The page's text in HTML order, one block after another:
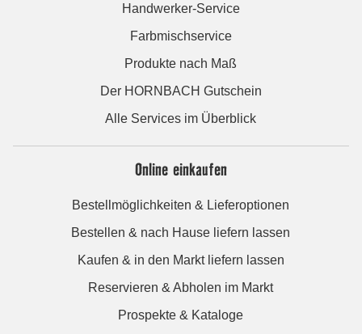
Handwerker-Service
Farbmischservice
Produkte nach Maß
Der HORNBACH Gutschein
Alle Services im Überblick
Online einkaufen
Bestellmöglichkeiten & Lieferoptionen
Bestellen & nach Hause liefern lassen
Kaufen & in den Markt liefern lassen
Reservieren & Abholen im Markt
Prospekte & Kataloge